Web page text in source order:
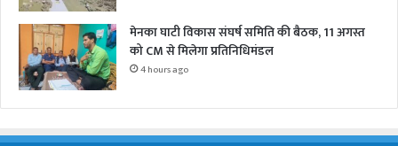
मेनका घाटी विकास संघर्ष समिति की बैठक, 11 अगस्त
को CM से मिलेगा प्रतिनिधिमंडल
4 hours ago